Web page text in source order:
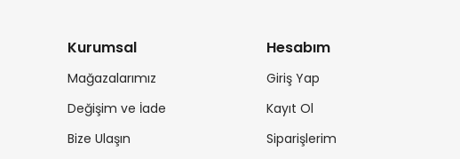
Kurumsal
Mağazalarımız
Değişim ve İade
Bize Ulaşın
Hesabım
Giriş Yap
Kayıt Ol
Siparişlerim